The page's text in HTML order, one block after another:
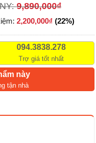
9,890,000₫
2,200,000₫ (22%)
094.3838.278
Trợ giá tốt nhất
này
tận nhà